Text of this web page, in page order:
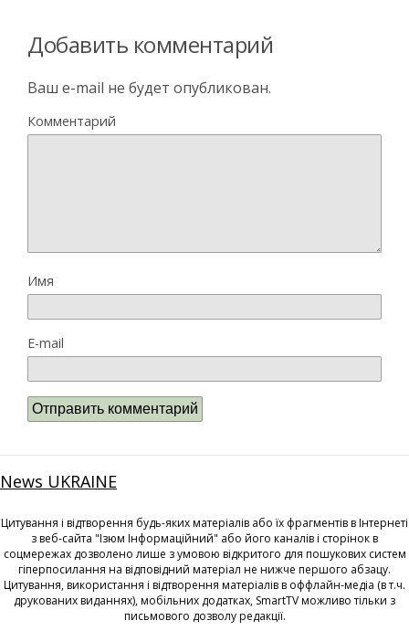
Добавить комментарий
Ваш e-mail не будет опубликован.
Комментарий
Имя
E-mail
News UKRAINE
Цитування і відтворення будь-яких матеріалів або їх фрагментів в Інтернеті
з веб-сайта "Ізюм Інформаційний" або його каналів і сторінок в
соцмережах дозволено лише з умовою відкритого для пошукових систем
гіперпосилання на відповідний матеріал не нижче першого абзацу.
Цитування, використання і відтворення матеріалів в оффлайн-медіа (в т.ч.
друкованих виданнях), мобільних додатках, SmartTV можливо тільки з
письмового дозволу редакції.